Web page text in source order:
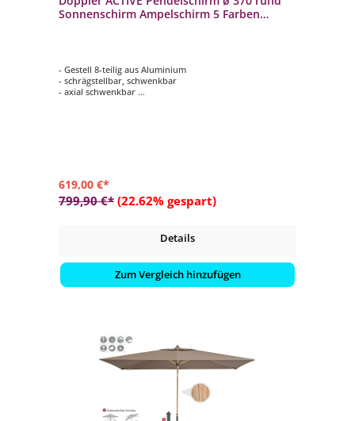
Sonnenschirm Ampelschirm 5 Farben
- Gestell 8-teilig aus Aluminium
- schrägstellbar, schwenkbar
- axial schwenkbar
619,00 €*
799,90 €* (22.62% gespart)
Details
Zum Vergleich hinzufügen